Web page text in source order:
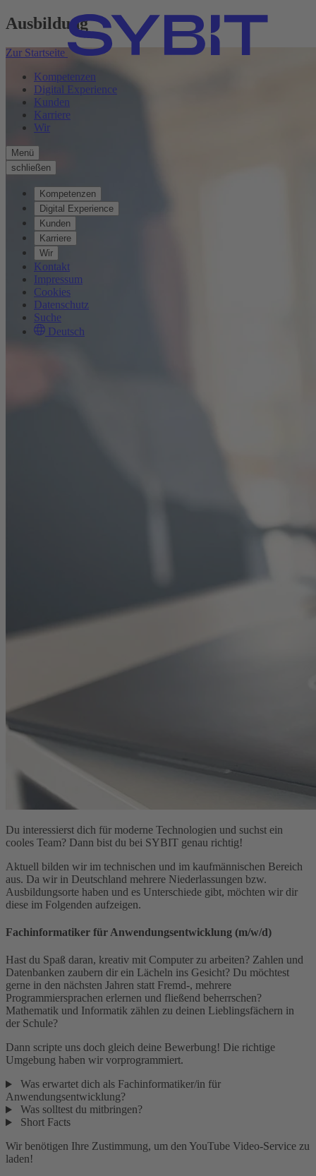
Zur Startseite
Kompetenzen
Digital Experience
Kunden
Karriere
Wir
Menü
schließen
Kompetenzen
Digital Experience
Kunden
Karriere
Wir
Kontakt
Impressum
Cookies
Datenschutz
Suche
Deutsch
Ausbildung
Du interessierst dich für moderne Technologien und suchst ein
cooles Team? Dann bist du bei SYBIT genau richtig!
Aktuell bilden wir im technischen und im kaufmännischen Bereich
aus. Da wir in Deutschland mehrere Niederlassungen bzw.
Ausbildungsorte haben und es Unterschiede gibt, möchten wir dir
diese im Folgenden aufzeigen.
Fachinformatiker für Anwendungsentwicklung (m/w/d)
Hast du Spaß daran, kreativ mit Computer zu arbeiten? Zahlen und
Datenbanken zaubern dir ein Lächeln ins Gesicht? Du möchtest
gerne in den nächsten Jahren statt Fremd-, mehrere
Programmiersprachen erlernen und fließend beherrschen?
Mathematik und Informatik zählen zu deinen Lieblingsfächern in
der Schule?
Dann scripte uns doch gleich deine Bewerbung! Die richtige
Umgebung haben wir vorprogrammiert.
Was erwartet dich als Fachinformatiker/in für
Anwendungsentwicklung?
Was solltest du mitbringen?
Short Facts
Wir benötigen Ihre Zustimmung, um den YouTube Video-Service zu
laden!